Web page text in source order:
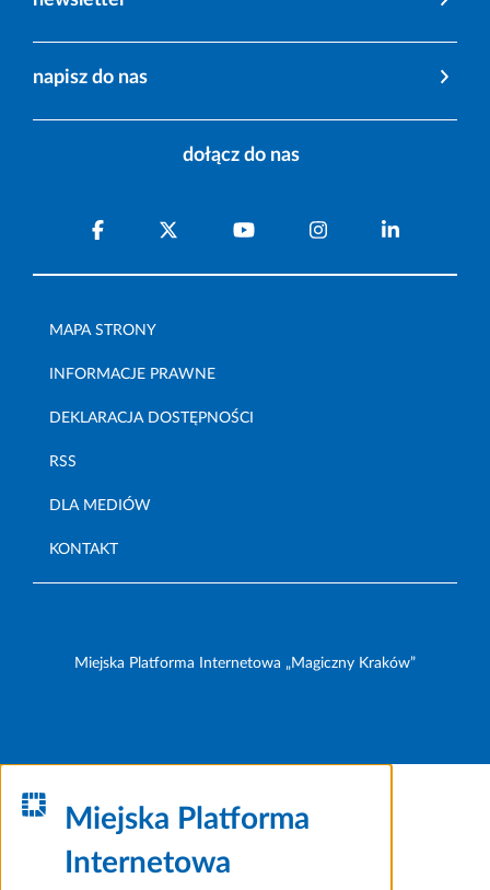
napisz do nas
dołącz do nas
MAPA STRONY
INFORMACJE PRAWNE
DEKLARACJA DOSTĘPNOŚCI
RSS
DLA MEDIÓW
KONTAKT
Miejska Platforma Internetowa „Magiczny Kraków”
Miejska Platforma
Internetowa